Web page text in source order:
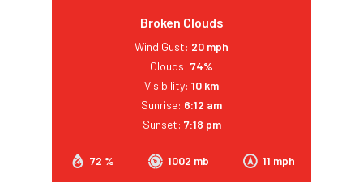
Broken Clouds
72 % 1002 mb 11 mph
Wind Gust: 20 mph
Clouds: 74%
Visibility: 10 km
Sunrise: 6:12 am
Sunset: 7:18 pm